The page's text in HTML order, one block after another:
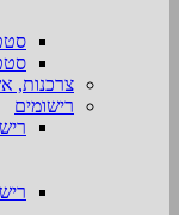
צרכנות,
רישומים